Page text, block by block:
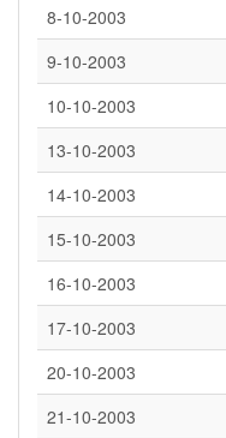
8-10-2003
9-10-2003
10-10-2003
13-10-2003
14-10-2003
15-10-2003
16-10-2003
17-10-2003
20-10-2003
21-10-2003